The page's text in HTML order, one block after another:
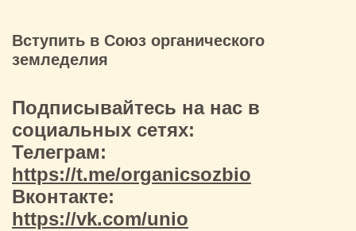
Вступить в Союз органического
земледелия
Подписывайтесь на нас в
социальных сетях:
Телеграм:
https://t.me/organicsozbio
Вконтакте:
https://vk.com/unio